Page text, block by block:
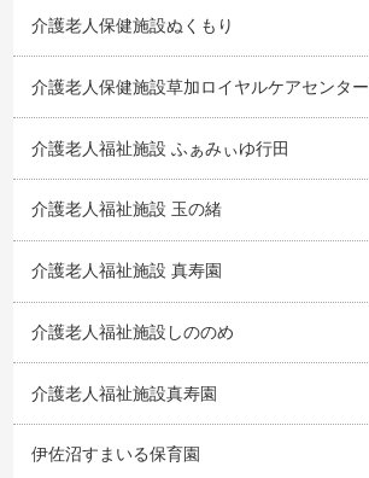
介護老人保健施設ぬくもり
介護老人保健施設草加ロイヤルケアセンター
介護老人福祉施設 ふぁみぃゆ行田
介護老人福祉施設 玉の緒
介護老人福祉施設 真寿園
介護老人福祉施設しののめ
介護老人福祉施設真寿園
伊佐沼すまいる保育園